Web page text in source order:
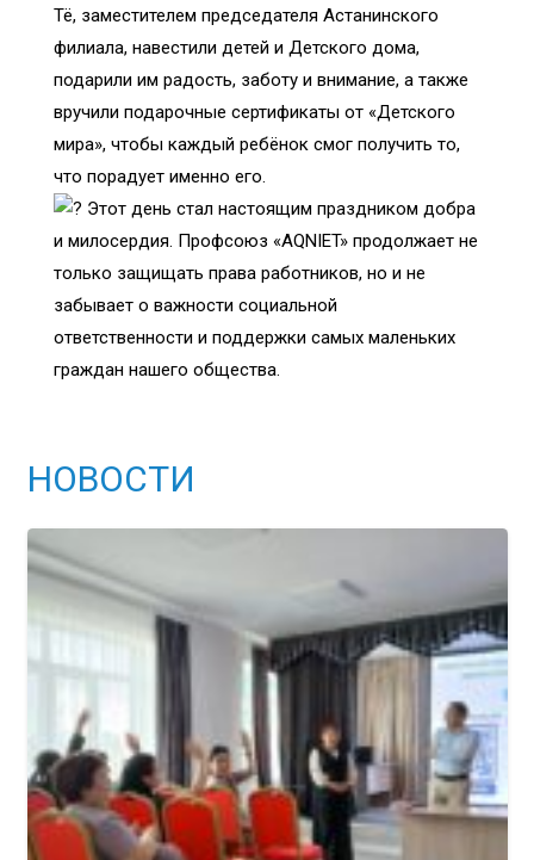
Тё, заместителем председателя Астанинского
филиала, навестили детей и Детского дома,
подарили им радость, заботу и внимание, а также
вручили подарочные сертификаты от «Детского
мира», чтобы каждый ребёнок смог получить то,
что порадует именно его.
Этот день стал настоящим праздником добра
и милосердия. Профсоюз «AQNIET» продолжает не
только защищать права работников, но и не
забывает о важности социальной
ответственности и поддержки самых маленьких
граждан нашего общества.
НОВОСТИ